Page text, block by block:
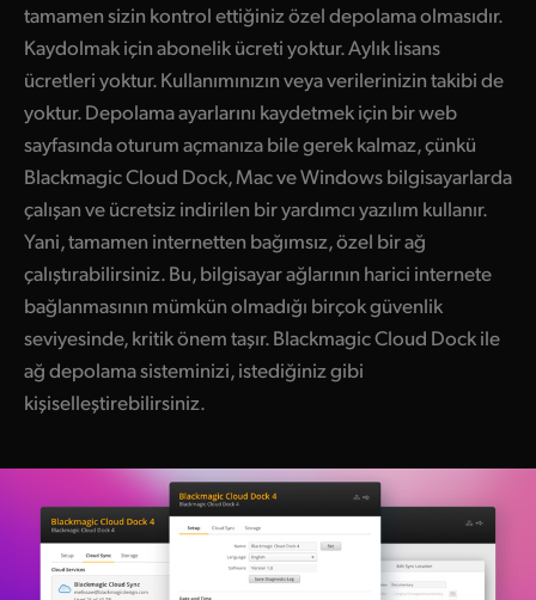
tamamen sizin kontrol ettiğiniz özel depolama olmasıdır.
Kaydolmak için abonelik ücreti yoktur. Aylık lisans
ücretleri yoktur. Kullanımınızın veya verilerinizin takibi de
yoktur. Depolama ayarlarını kaydetmek için bir web
sayfasında oturum açmanıza bile gerek kalmaz, çünkü
Blackmagic Cloud Dock, Mac ve Windows bilgisayarlarda
çalışan ve ücretsiz indirilen bir yardımcı yazılım kullanır.
Yani, tamamen internetten bağımsız, özel bir ağ
çalıştırabilirsiniz. Bu, bilgisayar ağlarının harici internete
bağlanmasının mümkün olmadığı birçok güvenlik
seviyesinde, kritik önem taşır. Blackmagic Cloud Dock ile
ağ depolama sisteminizi, istediğiniz gibi
kişiselleştirebilirsiniz.